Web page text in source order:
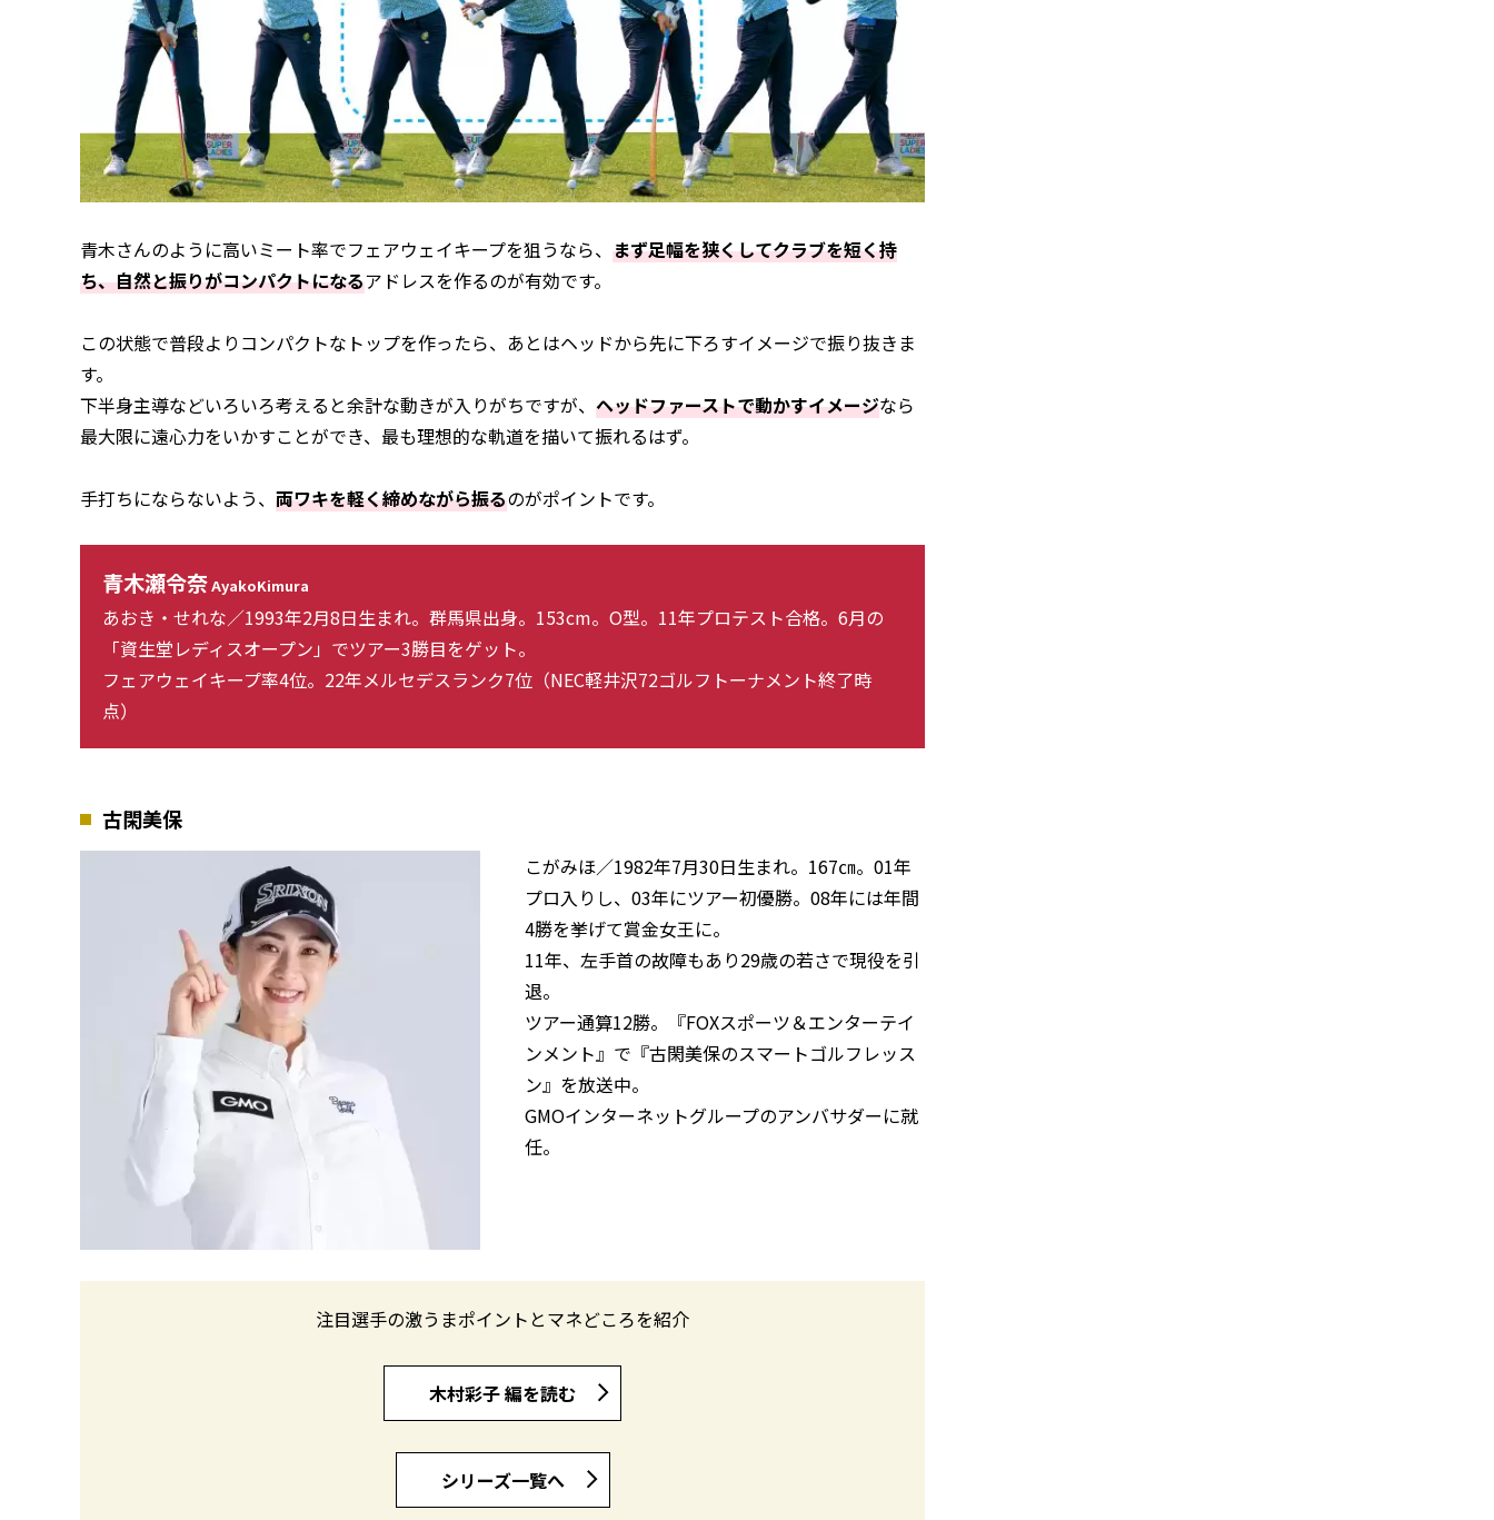
青木さんのように高いミート率でフェアウェイキープを狙うなら、 まず足幅を狭くしてクラブを短く持
ち、自然と振りがコンパクトになるアドレスを作るのが有効です。
この状態で普段よりコンパクトなトップを作ったら、あとはヘッドから先に下ろすイメージで振り抜きま
す。
下半身主導などいろいろ考えると余計な動きが入りがちですが、 ヘッドファーストで動かすイメージなら
最大限に遠心力をいかすことができ、最も理想的な軌道を描いて振れるはず。
手打ちにならないよう、 両ワキを軽く締めながら振るのがポイントです。
青木瀬令奈AyakoKimura
あおき・せれな／1993年2月8日生まれ。群馬県出身。153cm。O型。11年プロテスト合格。6月の
「資生堂レディスオープン」でツアー3勝目をゲット。
フェアウェイキープ率4位。22年メルセデスランク7位（NEC軽井沢72ゴルフトーナメント終了時
点）
古閑美保
こがみほ／1982年7月30日生まれ。167㎝。01年
プロ入りし、03年にツアー初優勝。08年には年間
4勝を挙げて賞金女王に。
11年、左手首の故障もあり29歳の若さで現役を引
退。
ツアー通算12勝。『FOXスポーツ＆エンターテイ
ンメント』で『古閑美保のスマートゴルフレッス
ン』を放送中。
GMOインターネットグループのアンバサダーに就
任。
注目選手の激うまポイントとマネどころを紹介
木村彩子 編を読む
シリーズ一覧へ